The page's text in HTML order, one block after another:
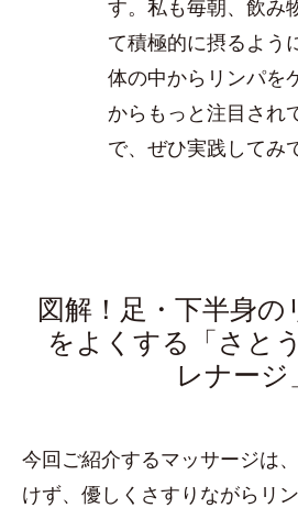
す。私も毎朝、飲み
て積極的に摂るよう
体の中からリンパを
からもっと注目され
で、ぜひ実践してみ
図解！足・下半身
をよくする「さと
レナージ
今回ご紹介するマッサージは
けず、優しくさすりながらリ